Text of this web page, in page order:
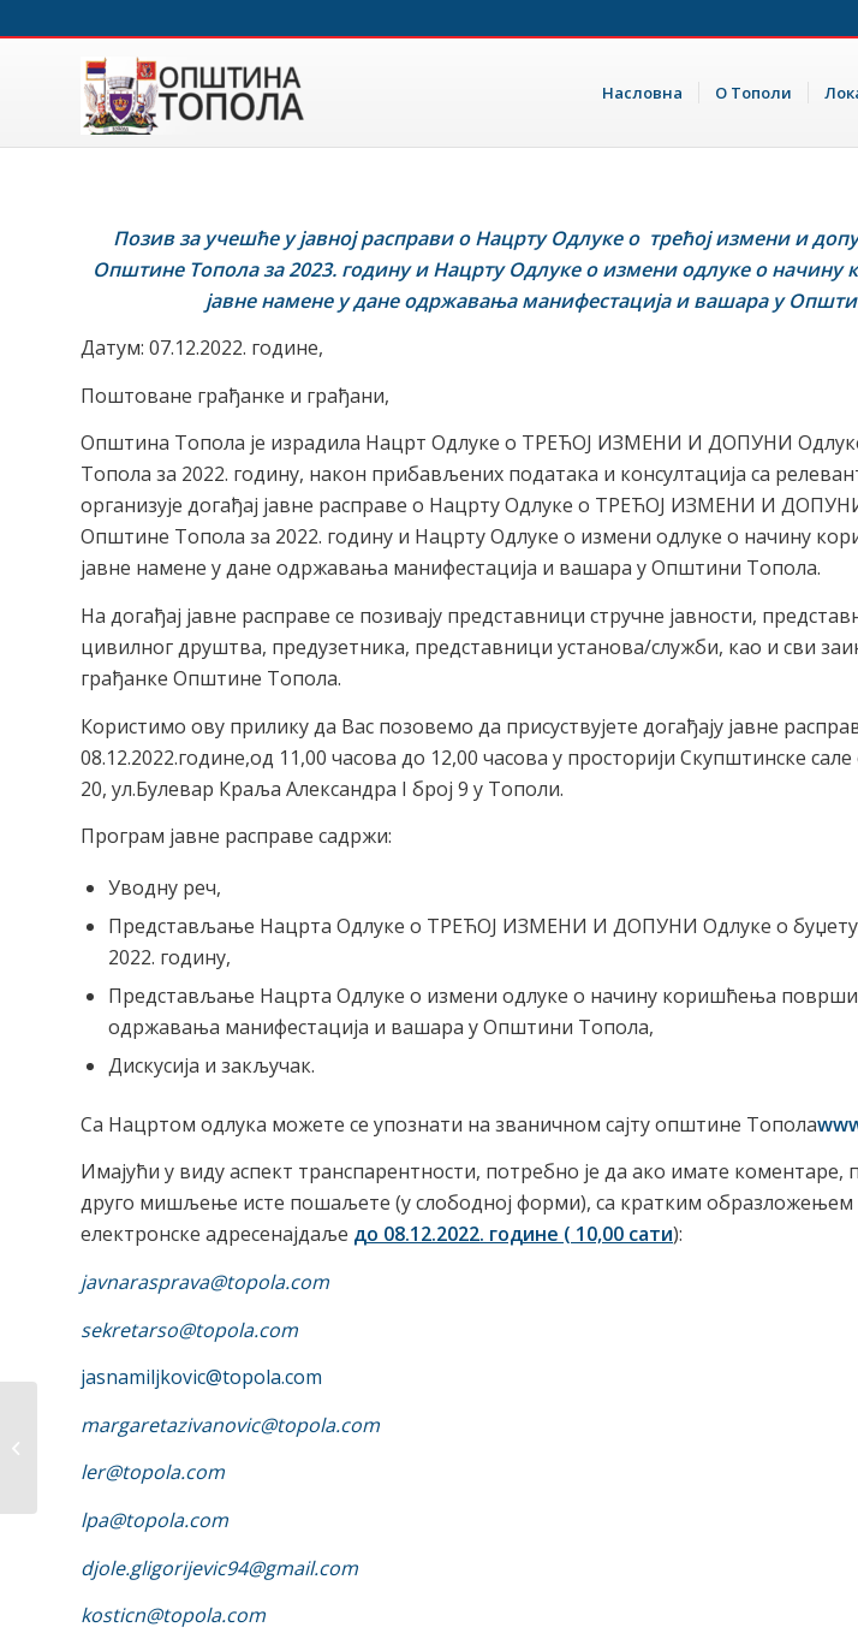
Насловна О Тополи
Позив за учешће у јавној расправи о Нацрту Одлуке о трећој измени и
Општине Тополаза 2023. годину иНацрту Одлуке о измени одлуке о
јавне намене у дане одржавања манифестација и вашара у
Датум: 07.12.2022. године,
Поштоване грађанке и грађани,
Општина Топола је израдила Нацрт Одлуке о ТРЕЋОЈ ИЗМЕНИ И ДОПУНИ
Топола за 2022. годину, након прибављених података и консултација са
организује догађај јавне расправе о Нацрту Одлуке о ТРЕЋОЈ ИЗМЕНИ И
Општине Топола за 2022. годину и Нацрту Одлуке о измени одлуке о начину
јавне намене у дане одржавања манифестација и вашара у Општини Топола.
На догађај јавне расправе се позивају представници стручне јавности,
цивилног друштва, предузетника, представници установа/служби, као и сви
грађанке Општине Топола.
Користимо ову прилику да Вас позовемо да присуствујете догађају јавне
08.12.2022.године,од 11,00 часова до 12,00 часова у просторији Скупштинске
20, ул.Булевар Краља Александра I број 9 у Тополи.
Програм јавне расправе садржи:
Уводну реч,
Представљање Нацрта Одлуке о ТРЕЋОЈ ИЗМЕНИ И ДОПУНИ Одлуке о
2022. годину,
Представљање Нацрта Одлуке о измени одлуке о начину коришћења
одржавања манифестација и вашара у Општини Топола,
Дискусија и закључак.
Са Нацртом одлука можете се упознати на званичном сајту општине Топола
Имајући у виду аспект транспарентности, потребно је да ако имате коментаре,
друго мишљење исте пошаљете (у слободној форми), са кратким образложењем
електронске адресенајдаље до 08.12.2022. године ( 10,00 сати):
javnarasprava@topola.com
sekretarso@topola.com
jasnamiljkovic@topola.com
margaretazivanovic@topola.com
ler@topola.com
lpa@topola.com
djole.gligorijevic94@gmail.com
kosticn@topola.com
Упитник о квалитету
територији...